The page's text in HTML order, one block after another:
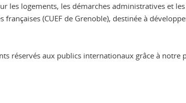
les logements, les démarches administratives et
(CUEF de Grenoble), destinée à
réservés aux publics internationaux grâce à notre